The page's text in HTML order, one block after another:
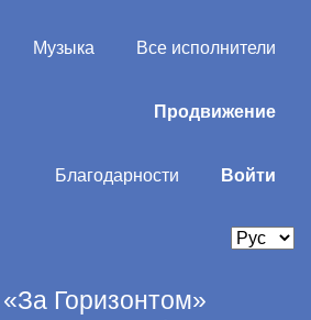
Музыка Все исполнители
Продвижение
Благодарности Войти
Горизонтом»